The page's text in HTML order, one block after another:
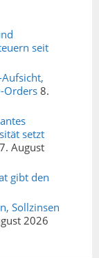
seit
Orders 8.
setzt
7. August
gibt den
Sollzinsen
2026